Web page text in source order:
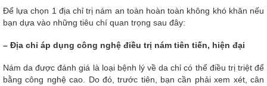
Để lựa chọn 1 địa chỉ trị nám an toàn hoàn toàn không khó khăn nếu
bạn dựa vào những tiêu chí quan trọng sau đây:
– Địa chỉ áp dụng công nghệ điều trị nám tiên tiến, hiện đại
Nám da được đánh giá là loại bệnh lý về da chỉ có thể điều trị triệt để
bằng công nghệ cao. Do đó, trước tiên, bạn cần phải xem xét, cân